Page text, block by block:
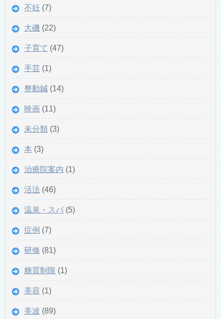
不妊 (7)
大磯 (22)
子育て (47)
手芸 (1)
整動鍼 (14)
映画 (11)
未分類 (3)
本 (3)
治療院案内 (1)
活法 (46)
温泉・スパ (5)
症例 (7)
研修 (81)
糖質制限 (1)
美容 (1)
美波 (89)